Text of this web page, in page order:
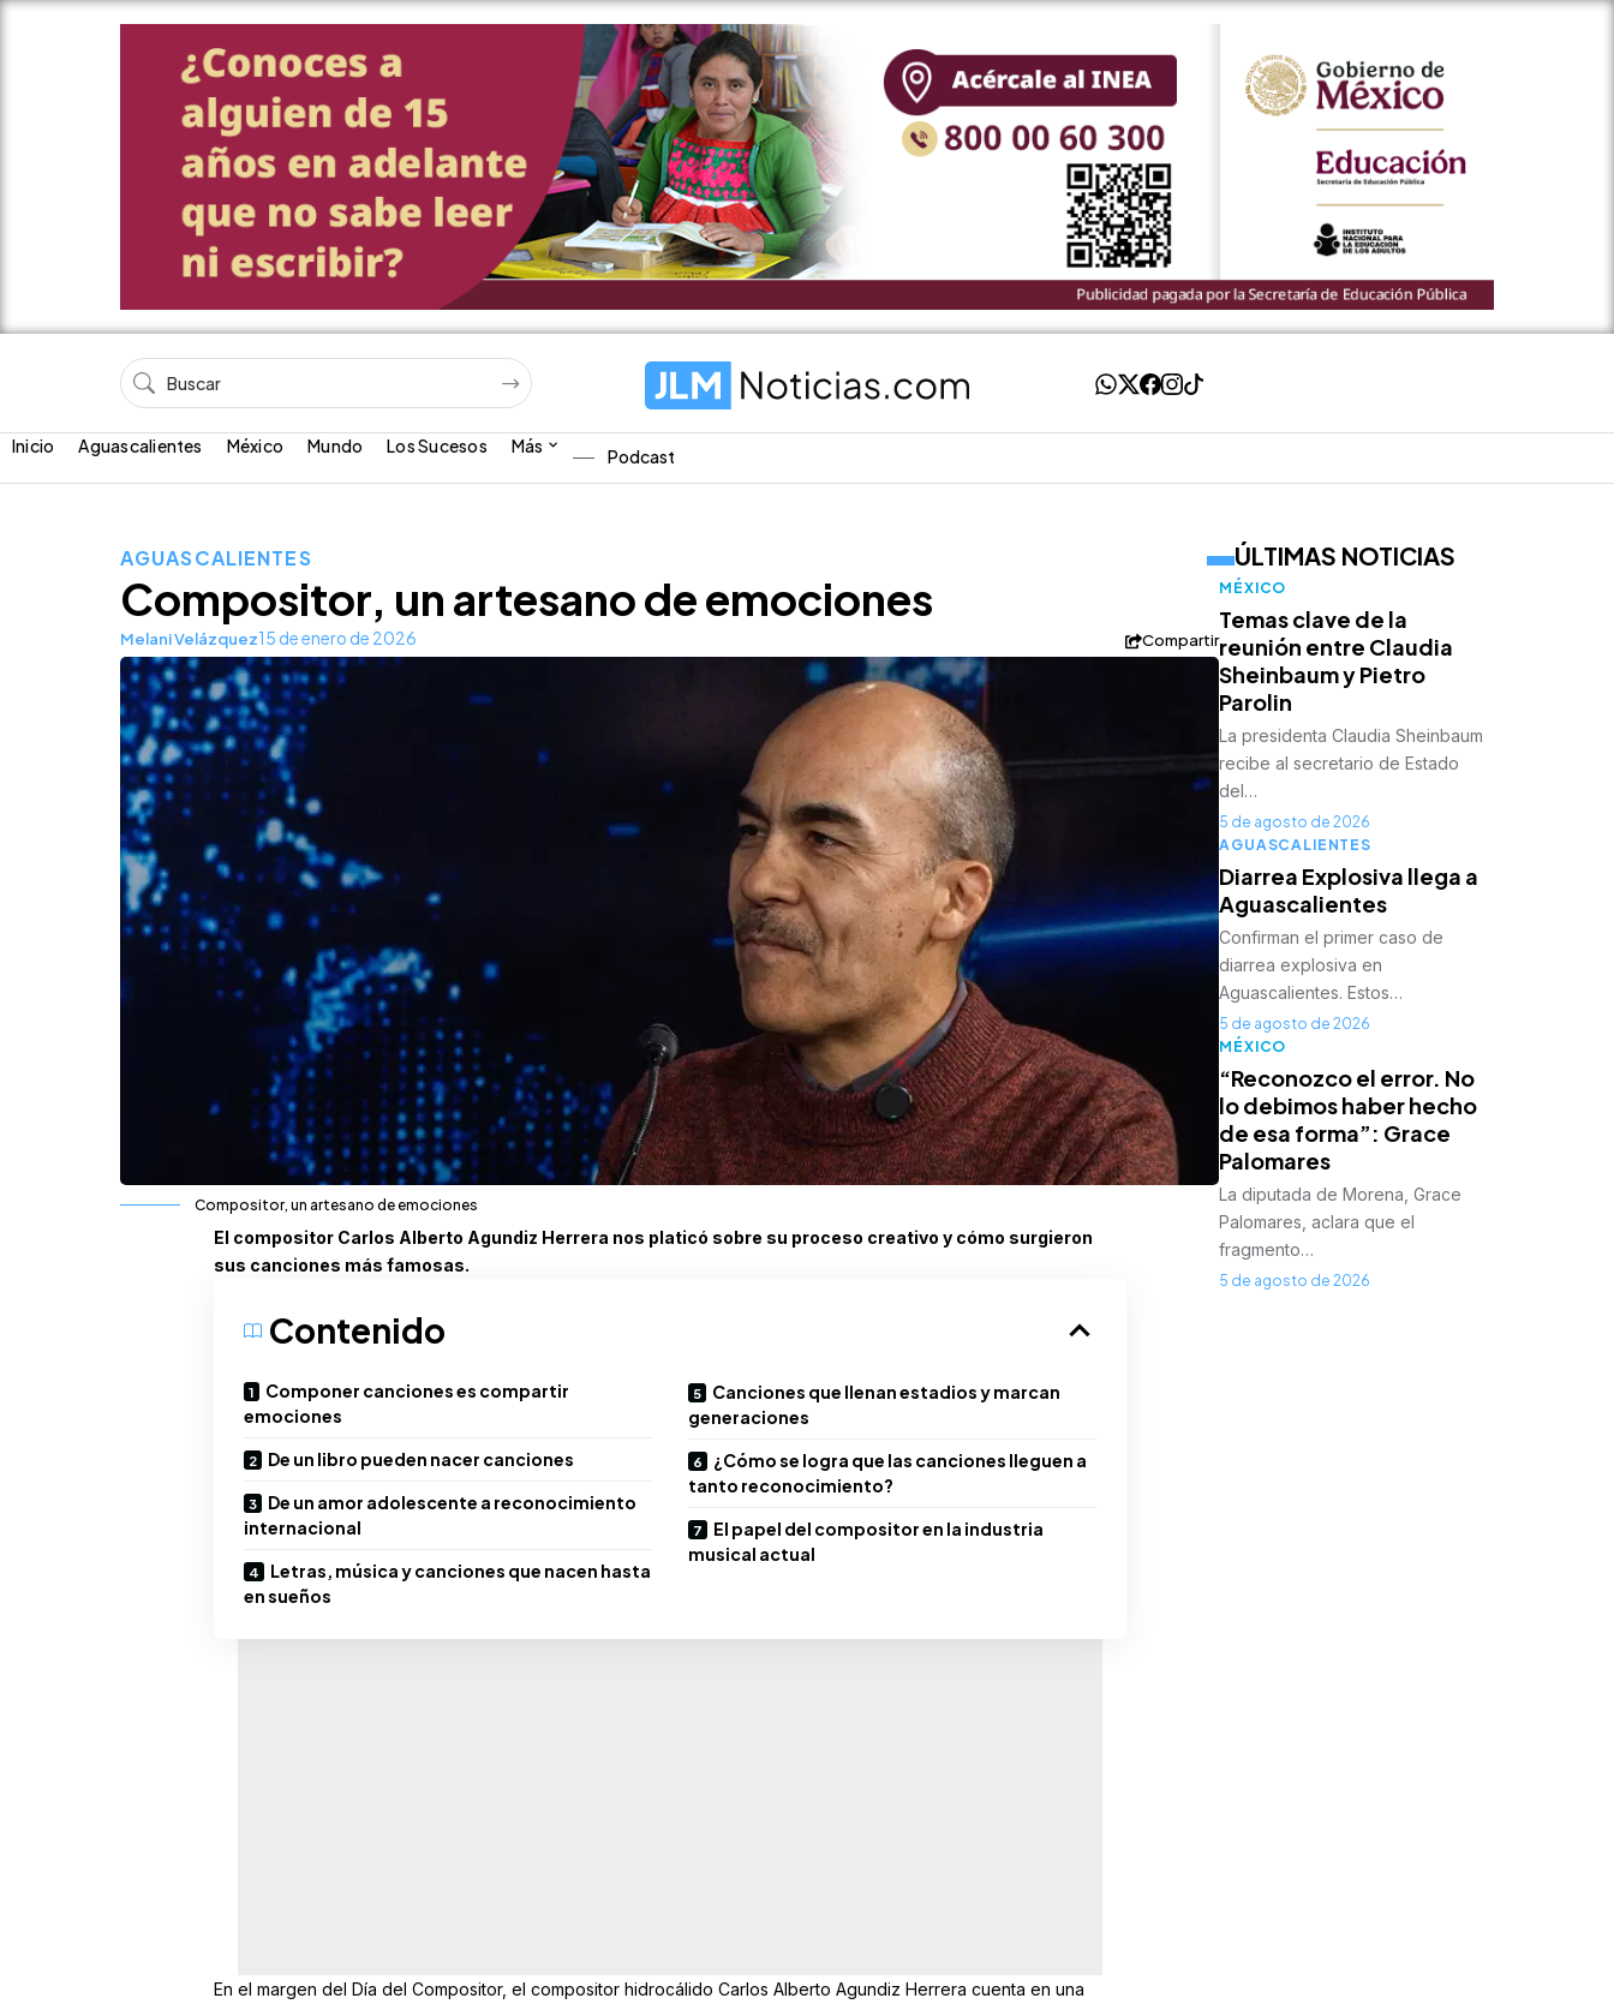
Inicio Aguascalientes México Mundo Los Sucesos Más Podcast
AGUASCALIENTES
Compositor, un artesano de emociones
Melani Velázquez15 de enero de 2026 Compartir
Compositor, un artesano de emociones
El compositor Carlos Alberto Agundiz Herrera nos platicó sobre su proceso creativo y cómo surgieron
sus canciones más famosas.
Contenido
Componer canciones es compartir
emociones
De un libro pueden nacer canciones
De un amor adolescente a reconocimiento
internacional
Letras, música y canciones que nacen hasta
en sueños
Canciones que llenan estadios y marcan
generaciones
¿Cómo se logra que las canciones lleguen a
tanto reconocimiento?
El papel del compositor en la industria
musical actual
En el margen del Día del Compositor, el compositor hidrocálido Carlos Alberto Agundiz Herrera cuenta en una
ÚLTIMAS NOTICIAS
MÉXICO
Temas clave de la
reunión entre Claudia
Sheinbaum y Pietro
Parolin
La presidenta Claudia Sheinbaum
recibe al secretario de Estado
del…
5 de agosto de 2026
AGUASCALIENTES
Diarrea Explosiva llega a
Aguascalientes
Confirman el primer caso de
diarrea explosiva en
Aguascalientes. Estos…
5 de agosto de 2026
MÉXICO
“Reconozco el error. No
lo debimos haber hecho
de esa forma”: Grace
Palomares
La diputada de Morena, Grace
Palomares, aclara que el
fragmento…
5 de agosto de 2026